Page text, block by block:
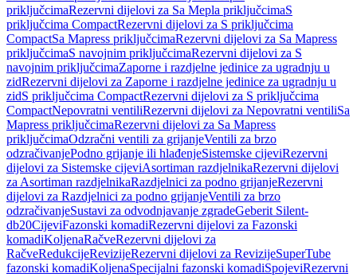
priključcimaRezervni dijelovi za Sa Mepla priključcimaS
priključcima CompactRezervni dijelovi za S priključcima
CompactSa Mapress priključcimaRezervni dijelovi za Sa Mapress
priključcimaS navojnim priključcimaRezervni dijelovi za S
navojnim priključcimaZaporne i razdjelne jedinice za ugradnju u
zidRezervni dijelovi za Zaporne i razdjelne jedinice za ugradnju u
zidS priključcima CompactRezervni dijelovi za S priključcima
CompactNepovratni ventiliRezervni dijelovi za Nepovratni ventiliSa
Mapress priključcimaRezervni dijelovi za Sa Mapress
priključcimaOdzračni ventili za grijanjeVentili za brzo
odzračivanjePodno grijanje ili hlađenjeSistemske cijeviRezervni
dijelovi za Sistemske cijeviAsortiman razdjelnikaRezervni dijelovi
za Asortiman razdjelnikaRazdjelnici za podno grijanjeRezervni
dijelovi za Razdjelnici za podno grijanjeVentili za brzo
odzračivanjeSustavi za odvodnjavanje zgradeGeberit Silent-
db20CijeviFazonski komadiRezervni dijelovi za Fazonski
komadiKoljenaRačveRezervni dijelovi za
RačveRedukcijeRevizijeRezervni dijelovi za RevizijeSuperTube
fazonski komadiKoljenaSpecijalni fazonski komadiSpojeviRezervni